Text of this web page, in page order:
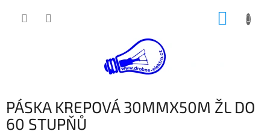
PÁSKA KREPOVÁ 30MMX50M ŽL DO
60 STUPŇŮ